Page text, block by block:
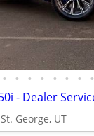
• • • • • • • •
St. George, UT